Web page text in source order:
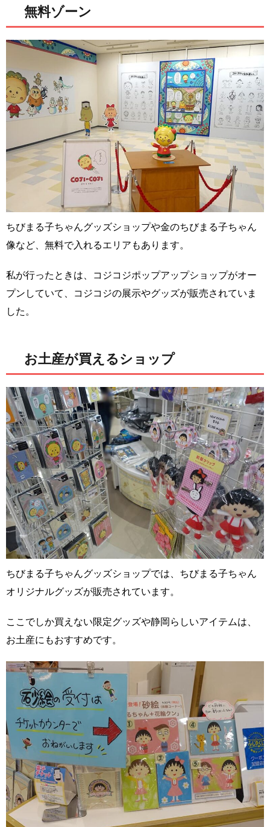
無料ゾーン
ちびまる子ちゃんグッズショップや金のちびまる子ちゃん
像など、無料で入れるエリアもあります。
私が行ったときは、コジコジポップアップショップがオー
プンしていて、コジコジの展示やグッズが販売されていま
した。
お土産が買えるショップ
ちびまる子ちゃんグッズショップでは、ちびまる子ちゃん
オリジナルグッズが販売されています。
ここでしか買えない限定グッズや静岡らしいアイテムは、
お土産にもおすすめです。